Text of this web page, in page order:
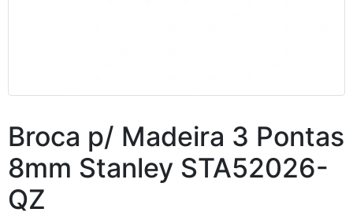
Broca p/ Madeira 3 Pontas
8mm Stanley STA52026-
QZ